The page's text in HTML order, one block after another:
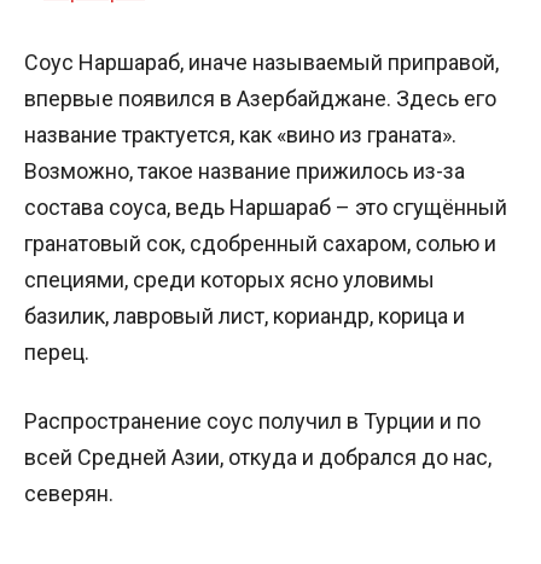
Соус Наршараб, иначе называемый приправой,
впервые появился в Азербайджане. Здесь его
название трактуется, как «вино из граната».
Возможно, такое название прижилось из-за
состава соуса, ведь Наршараб – это сгущённый
гранатовый сок, сдобренный сахаром, солью и
специями, среди которых ясно уловимы
базилик, лавровый лист, кориандр, корица и
перец.
Распространение соус получил в Турции и по
всей Средней Азии, откуда и добрался до нас,
северян.